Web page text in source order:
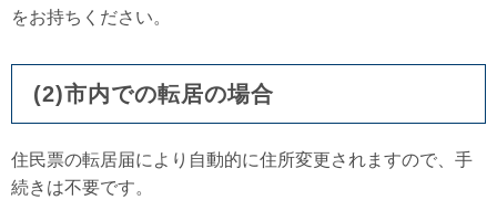
をお持ちください。
(2)市内での転居の場合
住民票の転居届により自動的に住所変更されますので、手
続きは不要です。